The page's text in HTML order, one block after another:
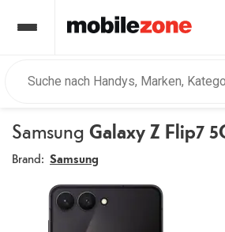
Samsung Galaxy Z Flip7
Brand: Samsung